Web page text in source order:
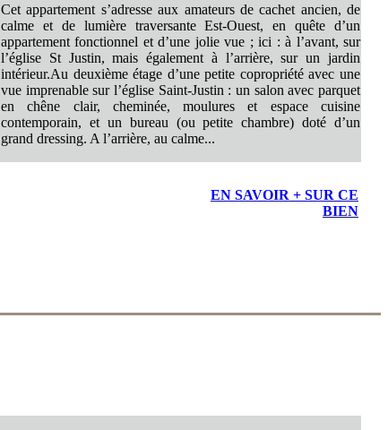
Cet appartement s’adresse aux amateurs de cachet ancien, de
calme et de lumière traversante Est-Ouest, en quête d’un
appartement fonctionnel et d’une jolie vue ; ici : à l’avant, sur
l’église St Justin, mais également à l’arrière, sur un jardin
intérieur.Au deuxième étage d’une petite copropriété avec une
vue imprenable sur l’église Saint-Justin : un salon avec parquet
en chêne clair, cheminée, moulures et espace cuisine
contemporain, et un bureau (ou petite chambre) doté d’un
grand dressing. A l’arrière, au calme...
EN SAVOIR + SUR CE
BIEN